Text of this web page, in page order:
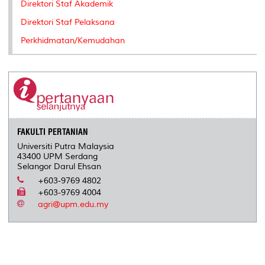
Direktori Staf Akademik
Direktori Staf Pelaksana
Perkhidmatan/Kemudahan
FAKULTI PERTANIAN
Universiti Putra Malaysia
43400 UPM Serdang
Selangor Darul Ehsan
+603-9769 4802
+603-9769 4004
agri@upm.edu.my